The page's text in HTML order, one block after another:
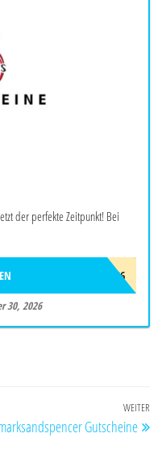
der perfekte Zeitpunkt! Bei
SOMMER26
30, 2026
WEITER
Gutscheine